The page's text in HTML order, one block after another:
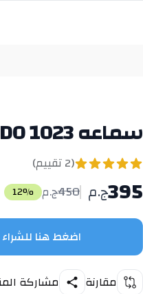
سماعه SODO 1023 جودة عالية
(
2تقييم)
395ج.م 450ج.م 12%
اضغط هنا للشراء
مقارنة مشاركة